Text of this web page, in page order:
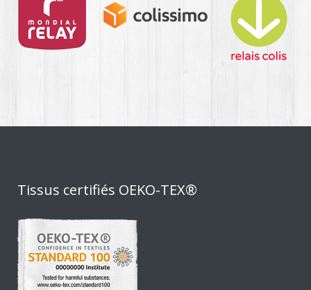
Tissus certifiés OEKO-TEX®